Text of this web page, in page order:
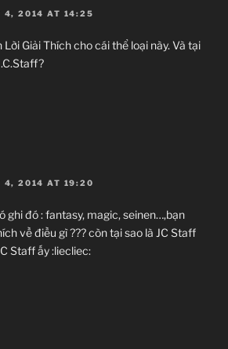
4, 2014 AT 14:25
Lời Giải Thích cho cái thể loại này. Và tại
4, 2014 AT 19:20
ghi đó : fantasy, magic, seinen…,bạn
về điều gì ??? còn tại sao là JC Staff
Staff ấy :liecliec: